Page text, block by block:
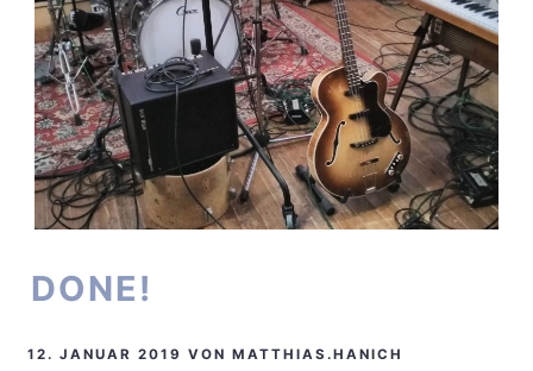
DONE!
12. JANUAR 2019 VONMATTHIAS.HANICH